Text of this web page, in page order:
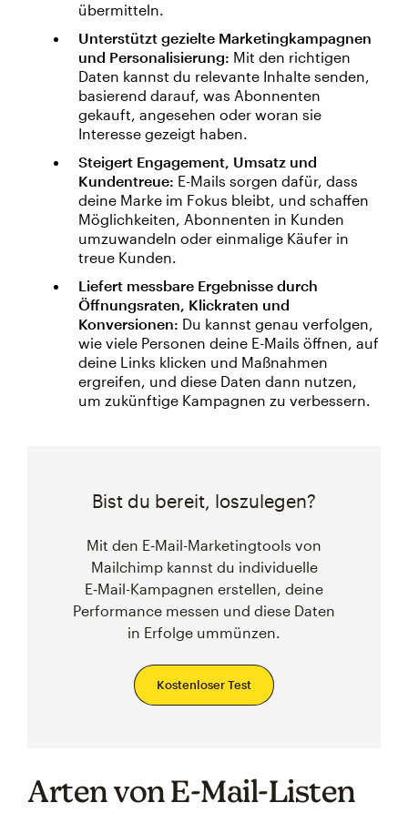
übermitteln.
Unterstützt gezielte Marketingkampagnen
und Personalisierung: Mit den richtigen
Daten kannst du relevante Inhalte senden,
basierend darauf, was Abonnenten
gekauft, angesehen oder woran sie
Interesse gezeigt haben.
Steigert Engagement, Umsatz und
Kundentreue: E-Mails sorgen dafür, dass
deine Marke im Fokus bleibt, und schaffen
Möglichkeiten, Abonnenten in Kunden
umzuwandeln oder einmalige Käufer in
treue Kunden.
Liefert messbare Ergebnisse durch
Öffnungsraten, Klickraten und
Konversionen: Du kannst genau verfolgen,
wie viele Personen deine E-Mails öffnen, auf
deine Links klicken und Maßnahmen
ergreifen, und diese Daten dann nutzen,
um zukünftige Kampagnen zu verbessern.
Bist du bereit, loszulegen?
Mit den E‑Mail-Marketingtools von
Mailchimp kannst du individuelle
E‑Mail-Kampagnen erstellen, deine
Performance messen und diese Daten
in Erfolge ummünzen.
Kostenloser Test
Arten von E-Mail-Listen